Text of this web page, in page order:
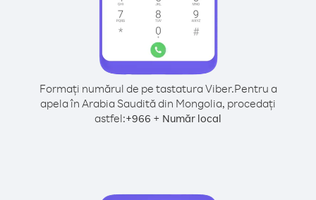
Formați numărul de pe tastatura Viber.Pentru a
apela în Arabia Saudită din Mongolia, procedați
astfel:+966 + Număr local